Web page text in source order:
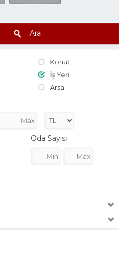
Ara
Konut
İş Yeri
Arsa
Oda Sayısı